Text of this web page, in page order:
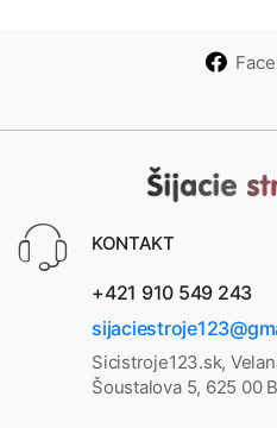
KONTAKT
+421 910 549 243
Sicistroje123.sk,
Šoustalova 5, 625 00